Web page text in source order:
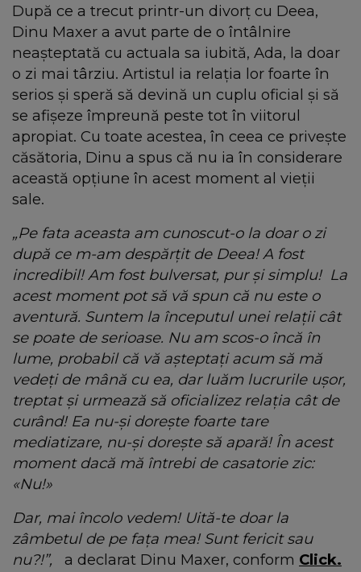
După ce a trecut printr-un divorț cu Deea,
Dinu Maxer a avut parte de o întâlnire
neașteptată cu actuala sa iubită, Ada, la doar
o zi mai târziu. Artistul ia relația lor foarte în
serios și speră să devină un cuplu oficial și să
se afișeze împreună peste tot în viitorul
apropiat. Cu toate acestea, în ceea ce privește
căsătoria, Dinu a spus că nu ia în considerare
această opțiune în acest moment al vieții
sale.
„Pe fata aceasta am cunoscut-o la doar o zi
după ce m-am despărțit de Deea! A fost
incredibil! Am fost bulversat, pur și simplu! La
acest moment pot să vă spun că nu este o
aventură. Suntem la începutul unei relații cât
se poate de serioase. Nu am scos-o încă în
lume, probabil că vă așteptați acum să mă
vedeți de mână cu ea, dar luăm lucrurile ușor,
treptat și urmează să oficializez relația cât de
curând! Ea nu-și dorește foarte tare
mediatizare, nu-și dorește să apară! În acest
moment dacă mă întrebi de casatorie zic:
«Nu!»
Dar, mai încolo vedem! Uită-te doar la
zâmbetul de pe fața mea! Sunt fericit sau
nu?!”,
a declarat Dinu Maxer, conform Click.